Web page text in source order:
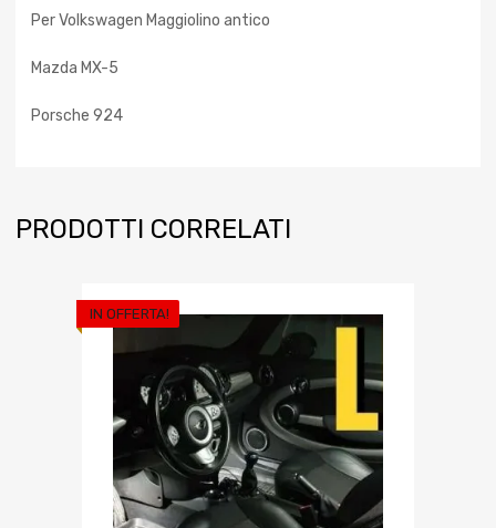
Per Volkswagen Maggiolino antico
Mazda MX-5
Porsche 924
PRODOTTI CORRELATI
IN OFFERTA!